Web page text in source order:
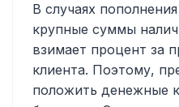
В случаях
крупные суммы
взимает процент за
клиента. Поэтому,
положить денежные